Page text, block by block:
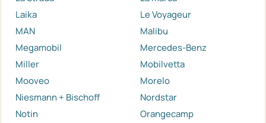
Laika
Le Voyageur
MAN
Malibu
Megamobil
Mercedes-Benz
Miller
Mobilvetta
Mooveo
Morelo
Niesmann + Bischoff
Nordstar
Notin
Orangecamp